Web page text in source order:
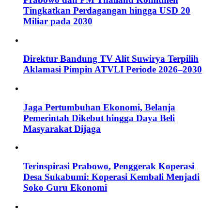
Tingkatkan Perdagangan hingga USD 20
Miliar pada 2030
Direktur Bandung TV Alit Suwirya Terpilih
Aklamasi Pimpin ATVLI Periode 2026–2030
Jaga Pertumbuhan Ekonomi, Belanja
Pemerintah Dikebut hingga Daya Beli
Masyarakat Dijaga
Terinspirasi Prabowo, Penggerak Koperasi
Desa Sukabumi: Koperasi Kembali Menjadi
Soko Guru Ekonomi